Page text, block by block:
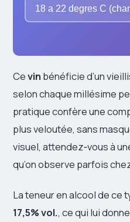
18 a 22 degres C
Cevin bénéficie d’un
selon chaque millésime
pratique confère une
plus veloutée, sans
visuel, attendez‑vous à
qu’on observe parfois
La teneur en alcool de ce
17,5% vol., ce qui lui